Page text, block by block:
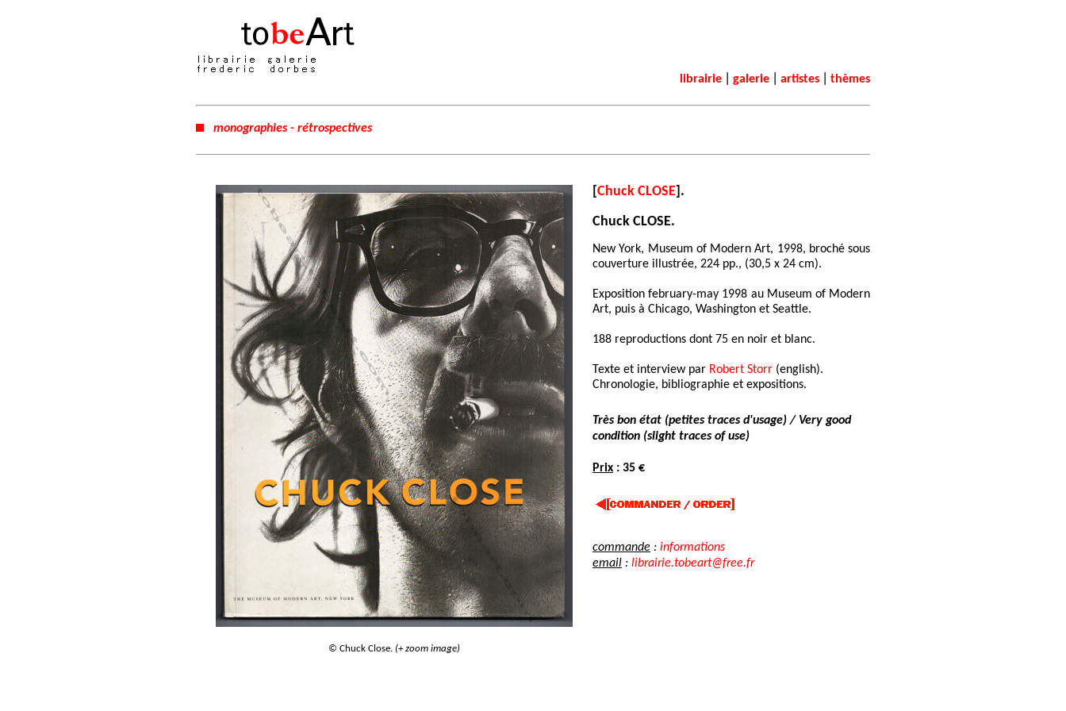
librairie galerie artistes thèmes
monographies - rétrospectives
© Chuck Close. (+ zoom image)
[Chuck CLOSE].
Chuck CLOSE.
New York, Museum of Modern Art, 1998, broché sous
couverture illustrée, 224 pp., (30,5 x 24 cm).
Exposition february-may 1998 au Museum of Modern
Art, puis à Chicago, Washington et Seattle.
188 reproductions dont 75 en noir et blanc.
Texte et interview par Robert Storr (english).
Chronologie, bibliographie et expositions.
Très bon état (petites traces d'usage) / Very good
condition (slight traces of use)
Prix : 35 €
commande : informations
email : librairie.tobeart@free.fr